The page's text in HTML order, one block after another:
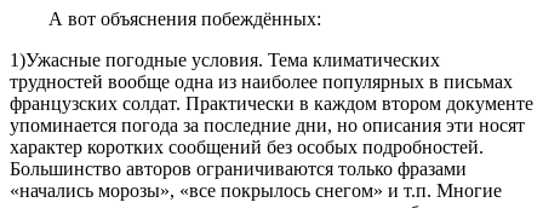
А вот объяснения побеждённых:
1)Ужасные погодные условия. Тема климатических
трудностей вообще одна из наиболее популярных в письмах
французских солдат. Практически в каждом втором документе
упоминается погода за последние дни, но описания эти носят
характер коротких сообщений без особых подробностей.
Большинство авторов ограничиваются только фразами
«начались морозы», «все покрылось снегом» и т.п. Многие